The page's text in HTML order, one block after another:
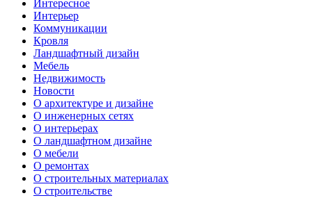
Интересное
Интерьер
Коммуникации
Кровля
Ландшафтный дизайн
Мебель
Недвижимость
Новости
О архитектуре и дизайне
О инженерных сетях
О интерьерах
О ландшафтном дизайне
О мебели
О ремонтах
О строительных материалах
О строительстве